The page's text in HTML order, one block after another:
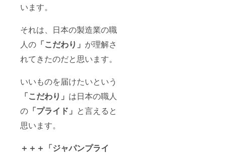
います。
それは、日本の製造業の職
人の 「こだわり」 が理解さ
れてきたのだと思います。
いいものを届けたいという
「こだわり」 は日本の職人
の 「プライド」 と言えると
思います。
＋＋＋「ジャパンプライ